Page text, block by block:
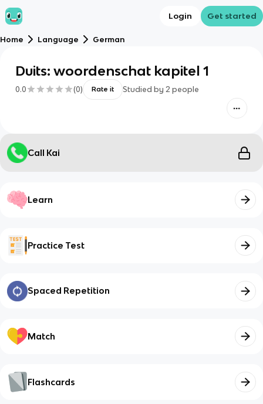
Login Get started
Home Language German
Duits: woordenschat kapitel 1
0.0 (0) Rate it Studied by 2 people
Call Kai
Learn
Practice Test
Spaced Repetition
Match
Flashcards